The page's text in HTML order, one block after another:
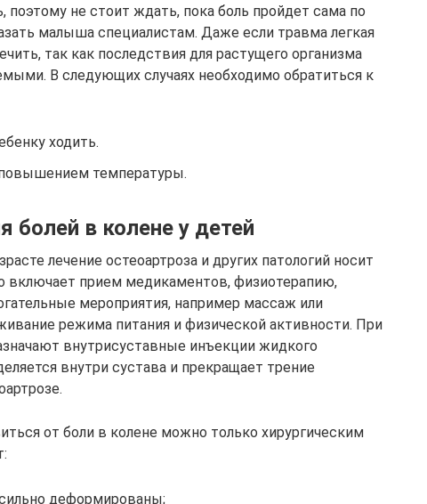
поэтому не стоит ждать, пока боль пройдет сама по
малыша специалистам. Даже если травма легкая
так как последствия для растущего организма
В следующих случаях необходимо обратиться к
ходить.
температуры.
болей в колене у детей
лечение остеоартроза и других патологий носит
включает прием медикаментов, физиотерапию,
мероприятия, например массаж или
режима питания и физической активности. При
внутрисуставные инъекции жидкого
внутри сустава и прекращает трение
от боли в колене можно только хирургическим
деформированы;